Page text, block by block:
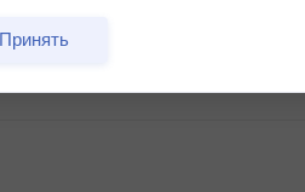
Принять